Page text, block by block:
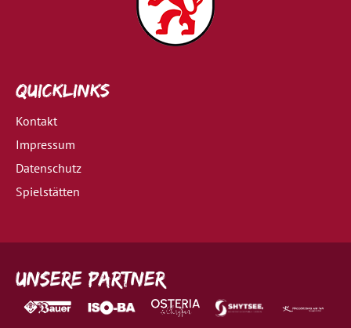
Quicklinks
Kontakt
Impressum
Datenschutz
Spielstätten
Unsere Partner